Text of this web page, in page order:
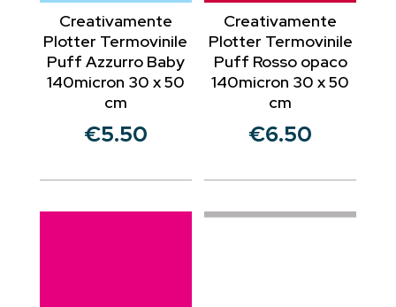
Creativamente
Plotter Termovinile
Puff Azzurro Baby
140micron 30 x 50
cm
€5.50
Creativamente
Plotter Termovinile
Puff Rosso opaco
140micron 30 x 50
cm
€6.50